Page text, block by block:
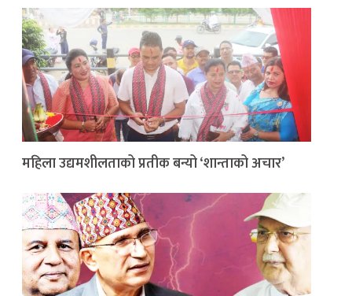
महिला उद्यमशीलताको प्रतीक बन्यो ‘शान्ताको अचार’